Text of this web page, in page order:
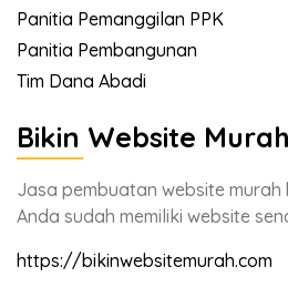
Panitia Pemanggilan PPK
Panitia Pembangunan
Tim Dana Abadi
Bikin Website Murah
Jasa pembuatan website murah
Anda sudah memiliki website
https://bikinwebsitemurah.com